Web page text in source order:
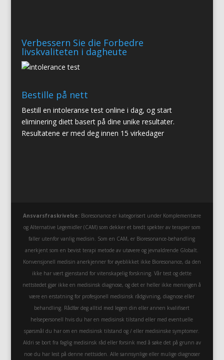
Verbessern Sie die Forbedre
livskvaliteten i dagheute
Bestille på nett
Bestill en intoleranse test online i dag, og start
eliminering diett basert på dine unike resultater.
Resultatene er med deg innen 15 virkedager
Ansvarsfraskrivelse:Bioresonance er kategorisert under Komplementære
og Alternative Legemidler (CAM) som dekker et bredt spekter av terapier som
faller utenfor vanlig medisin. Som en CAM, er Bioresonance-behandling
anerkjent som en bevist terapi metode av utøvere og jevnaldrende Globalt.
Konvensjonell medisin anerkjenner for øyeblikket ikke Bioresonance, da den
ikke har vært gjenstand for vitenskapelig forskning. Vår test og dette
nettstedet gjør ikke en medisinsk diagnose, og det er heller ikke meningen å
være en erstatning for profesjonell medisinsk rådgivning, diagnose eller
behandling. Rådfør deg alltid med legen din eller annen kvalifisert
helsepersonell hvis du har en medisinsk tilstand eller med eventuelle
spørsmål du har om en medisinsk tilstand og / eller medisinske symptomer.
Aldri se bort fra faglig medisinsk råd eller forsink med å søke det på grunn av
noe du har lest på denne nettsiden. Alle sannsynlige eller mulige diagnoser